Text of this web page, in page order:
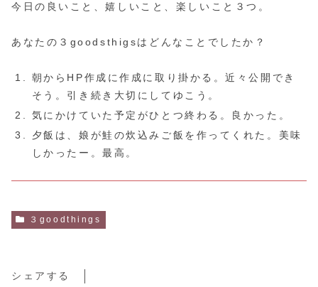
今日の良いこと、嬉しいこと、楽しいこと３つ。
あなたの３goodsthigsはどんなことでしたか？
朝からHP作成に作成に取り掛かる。近々公開でき
そう。引き続き大切にしてゆこう。
気にかけていた予定がひとつ終わる。良かった。
夕飯は、娘が鮭の炊込みご飯を作ってくれた。美味
しかったー。最高。
３goodthings
シェアする